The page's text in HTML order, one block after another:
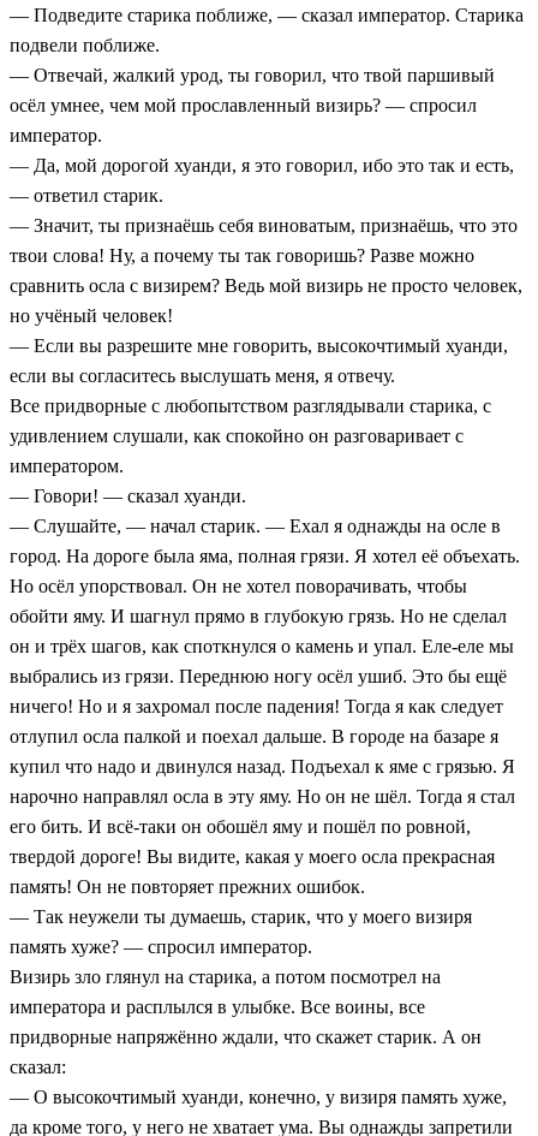
— Подведите старика поближе, — сказал император. Старика
подвели поближе.
— Отвечай, жалкий урод, ты говорил, что твой паршивый
осёл умнее, чем мой прославленный визирь? — спросил
император.
— Да, мой дорогой хуанди, я это говорил, ибо это так и есть,
— ответил старик.
— Значит, ты признаёшь себя виноватым, признаёшь, что это
твои слова! Ну, а почему ты так говоришь? Разве можно
сравнить осла с визирем? Ведь мой визирь не просто человек,
но учёный человек!
— Если вы разрешите мне говорить, высокочтимый хуанди,
если вы согласитесь выслушать меня, я отвечу.
Все придворные с любопытством разглядывали старика, с
удивлением слушали, как спокойно он разговаривает с
императором.
— Говори! — сказал хуанди.
— Слушайте, — начал старик. — Ехал я однажды на осле в
город. На дороге была яма, полная грязи. Я хотел её объехать.
Но осёл упорствовал. Он не хотел поворачивать, чтобы
обойти яму. И шагнул прямо в глубокую грязь. Но не сделал
он и трёх шагов, как споткнулся о камень и упал. Еле-еле мы
выбрались из грязи. Переднюю ногу осёл ушиб. Это бы ещё
ничего! Но и я захромал после падения! Тогда я как следует
отлупил осла палкой и поехал дальше. В городе на базаре я
купил что надо и двинулся назад. Подъехал к яме с грязью. Я
нарочно направлял осла в эту яму. Но он не шёл. Тогда я стал
его бить. И всё-таки он обошёл яму и пошёл по ровной,
твердой дороге! Вы видите, какая у моего осла прекрасная
память! Он не повторяет прежних ошибок.
— Так неужели ты думаешь, старик, что у моего визиря
память хуже? — спросил император.
Визирь зло глянул на старика, а потом посмотрел на
императора и расплылся в улыбке. Все воины, все
придворные напряжённо ждали, что скажет старик. А он
сказал:
— О высокочтимый хуанди, конечно, у визиря память хуже,
да кроме того, у него не хватает ума. Вы однажды запретили